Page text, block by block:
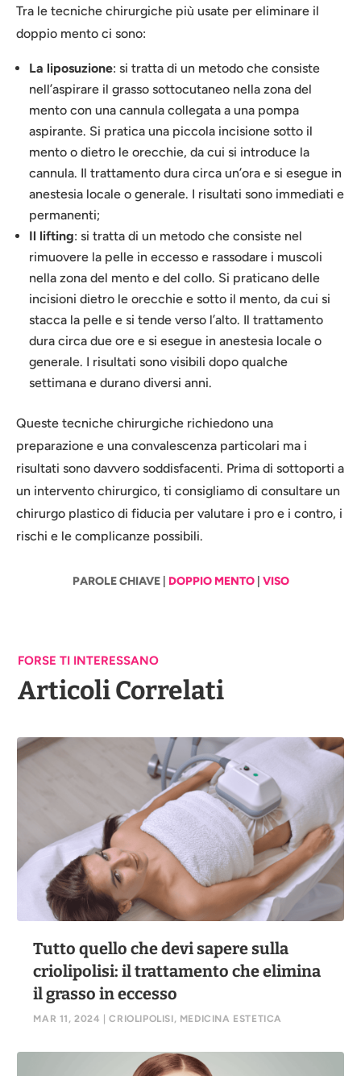
Tra le tecniche chirurgiche più usate per eliminare il
doppio mento ci sono:
La liposuzione: si tratta di un metodo che consiste
nell’aspirare il grasso sottocutaneo nella zona del
mento con una cannula collegata a una pompa
aspirante. Si pratica una piccola incisione sotto il
mento o dietro le orecchie, da cui si introduce la
cannula. Il trattamento dura circa un’ora e si esegue in
anestesia locale o generale. I risultati sono immediati e
permanenti;
Il lifting: si tratta di un metodo che consiste nel
rimuovere la pelle in eccesso e rassodare i muscoli
nella zona del mento e del collo. Si praticano delle
incisioni dietro le orecchie e sotto il mento, da cui si
stacca la pelle e si tende verso l’alto. Il trattamento
dura circa due ore e si esegue in anestesia locale o
generale. I risultati sono visibili dopo qualche
settimana e durano diversi anni.
Queste tecniche chirurgiche richiedono una
preparazione e una convalescenza particolari ma i
risultati sono davvero soddisfacenti. Prima di sottoporti a
un intervento chirurgico, ti consigliamo di consultare un
chirurgo plastico di fiducia per valutare i pro e i contro, i
rischi e le complicanze possibili.
PAROLE CHIAVE | DOPPIO MENTO| VISO
FORSE TI INTERESSANO
Articoli Correlati
Tutto quello che devi sapere sulla
criolipolisi: il trattamento che elimina
il grasso in eccesso
MAR 11, 2024 |CRIOLIPOLISI, MEDICINA ESTETICA